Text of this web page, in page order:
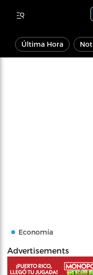
Última Hora
Economía
Advertisements